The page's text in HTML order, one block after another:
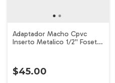
Adaptador Macho Cpvc
Inserto Metalico 1/2'' Foset
$45.00